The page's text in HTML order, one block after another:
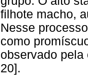
filhote macho,
Nesse
como
observado
20].